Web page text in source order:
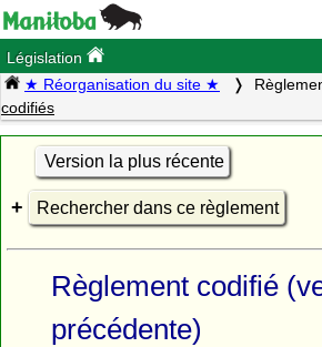
Législation
★ Réorganisation du site ★
codifiés
Version la plus récente
Rechercher dans ce règlement
Règlement codifié
précédente)